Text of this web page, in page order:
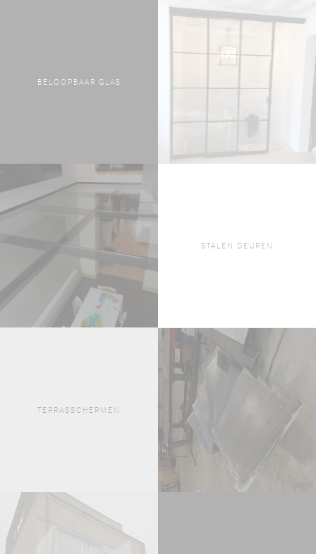
BELOOPBAAR GLAS
STALEN DEUREN
TERRASSCHERMEN